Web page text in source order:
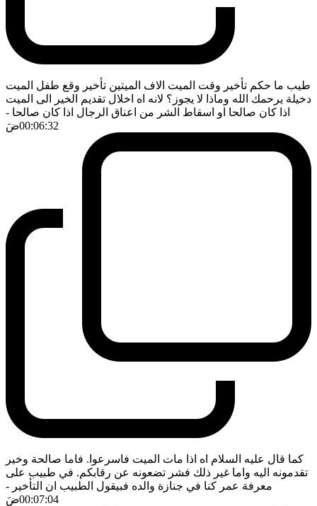
طيب ما حكم تأخير وقت الميت الاف الميتين تأخير وقع طفل الميت
دخيلة يرحمك الله وماذا لا يجوز؟ لانه اه اخلال تقديم الخير الى الميت
اذا كان صالحا او اسقاط الشر من اعناق الرجال اذا كان صالحا -
00:06:32ضَ
كما قال عليه السلام اه اذا مات الميت فاسرعوا. فاما صالحة وخير
تقدمونه اليه واما غير ذلك فشر تضعونه عن رقابكم. في طبيب على
معرفة عمر كنا في جنازة والده فبيقول الطبيب ان التأخير -
00:07:04ضَ